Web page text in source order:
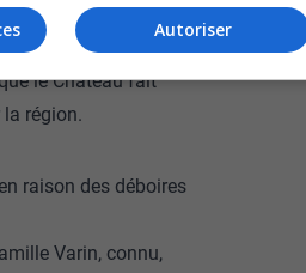
et plusieurs sont
le Château fait
région.
raison des déboires
Varin, connu,
Autoriser